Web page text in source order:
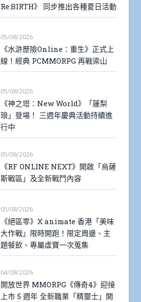
Re:BIRTH》 同步推出各種夏日活動
05/08/2026
《水滸歷險Online：重生》正式上
線！經典 PCMMORPG 再戰梁山
05/08/2026
《神之塔：New World》「蓮梨
琅」登場！ 三週年慶典活動持續進
行中
05/08/2026
《RF ONLINE NEXT》開啟「烏薩
斯戰區」及全新戰鬥內容
05/08/2026
《絕區零》X animate 香港「美味
大作戰」限時開跑！限定周邊、主
題餐飲、專屬虛寶一次蒐集
04/08/2026
開放世界 MMORPG《傳奇4》迎接
上市 5 週年 全新職業「精靈士」開